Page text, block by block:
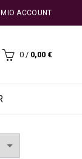
MIO ACCOUNT
0 / 0,00 €